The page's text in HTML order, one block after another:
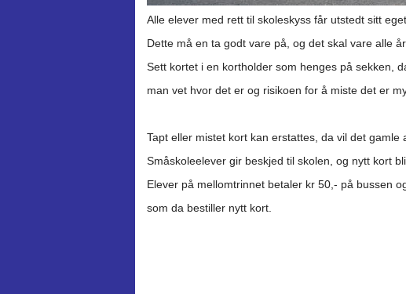
Alle elever med rett til skoleskyss får utstedt sitt
Dette må en ta godt vare på, og det skal vare alle
Sett kortet i en kortholder som henges på sekken,
man vet hvor det er og risikoen for å miste det er
Tapt eller mistet kort kan erstattes, da vil det gamle
Småskoleelever gir beskjed til skolen, og nytt kort
Elever på mellomtrinnet betaler kr 50,- på bussen
som da bestiller nytt kort.